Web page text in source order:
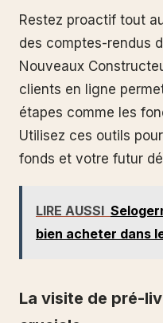
Restez proactif tout
des comptes-rendus
Nouveaux
clients en ligne
étapes comme les
Utilisez ces outils
fonds et votre futur
LIRE AUSSI
bien acheter dans
La visite de pré-